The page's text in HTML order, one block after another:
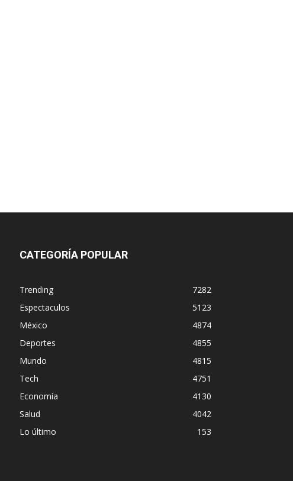
CATEGORÍA POPULAR
Trending
7282
Espectaculos
5123
México
4874
Deportes
4855
Mundo
4815
Tech
4751
Economía
4130
Salud
4042
Lo último
153